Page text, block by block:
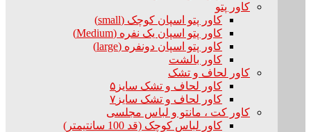
کاور پتو
کاور پتو اسپان کوچک (small)
کاور پتو اسپان یک نفره (Medium)
کاور پتو اسپان دونفره (large)
کاور بالشت
کاور لحاف و تشک
کاور لحاف و تشک سایز۵
کاور لحاف و تشک سایز۷
کاور کت ، مانتو و لباس مجلسی
کاور لباس کوچک (قد 100 سانتیمتر)